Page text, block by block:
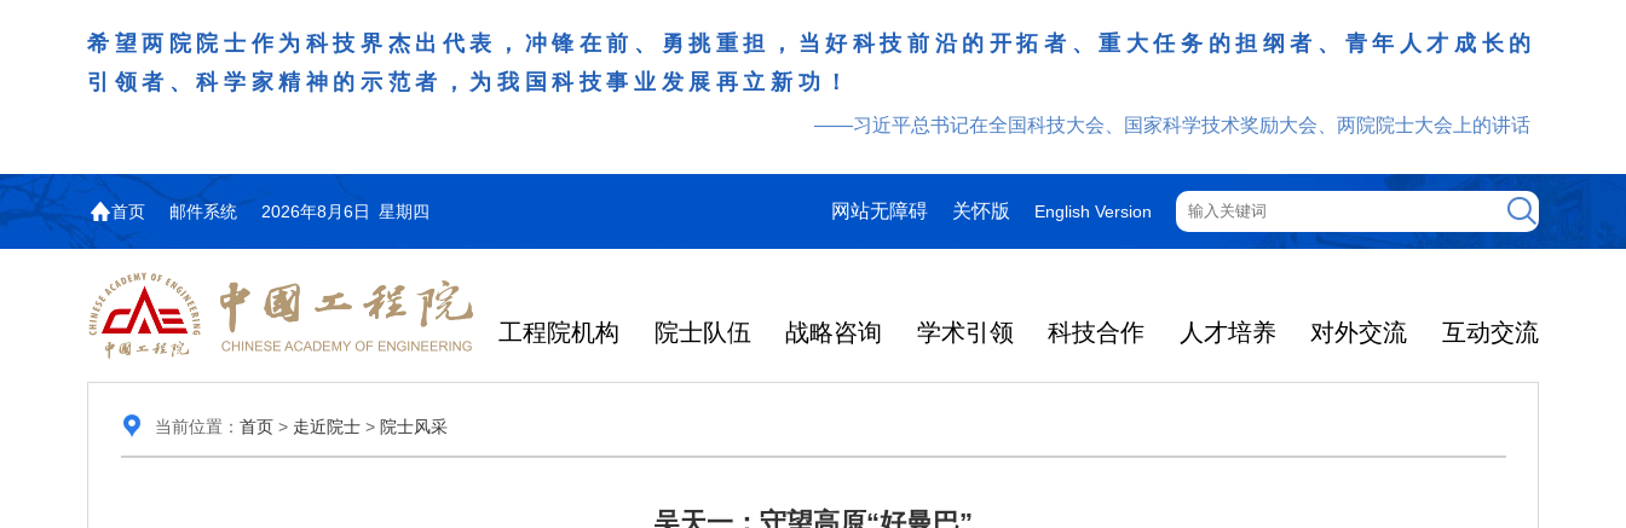
希望两院院士作为科技界杰出代表，冲锋在前、勇挑重担，当好科技前沿的开拓者、重大任务的担纲者、青年人才成长的
引领者、科学家精神的示范者，为我国科技事业发展再立新功！
——习近平总书记在全国科技大会、国家科学技术奖励大会、两院院士大会上的讲话
首页 邮件系统 2026年8月6日 星期四 网站无障碍 关怀版 English Version
工程院机构 院士队伍 战略咨询 学术引领 科技合作 人才培养 对外交流 互动交流
当前位置： 首页> 走近院士> 院士风采